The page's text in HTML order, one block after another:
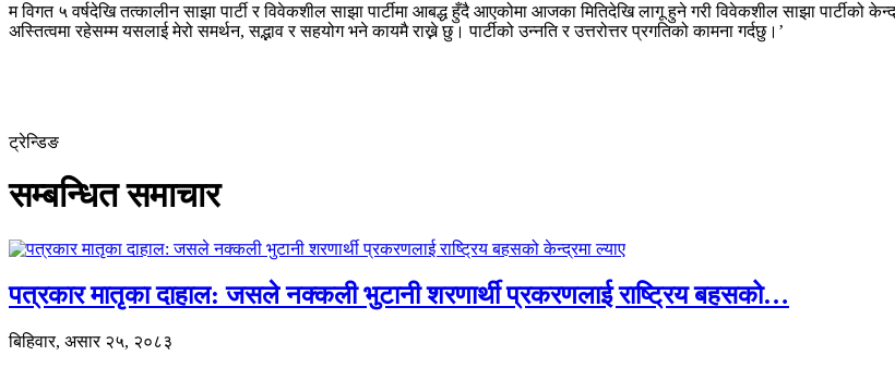
म विगत ५ वर्षदेखि तत्कालीन साझा पार्टी र विवेकशील साझा पार्टीमा आबद्ध हुँदै आएकोमा आजका मितिदेखि लागू हुने गरी विवेकशील साझा पार्टीको
अस्तित्वमा रहेसम्म यसलाई मेरो समर्थन, सद्भाव र सहयोग भने कायमै राख्ने छु। पार्टीको उन्नति र उत्तरोत्तर प्रगतिको कामना गर्दछु।’
ट्रेन्डिङ
सम्बन्धित समाचार
पत्रकार मातृका दाहाल: जसले नक्कली भुटानी शरणार्थी प्रकरणलाई राष्ट्रिय बहसको…
बिहिवार, असार २५, २०८३